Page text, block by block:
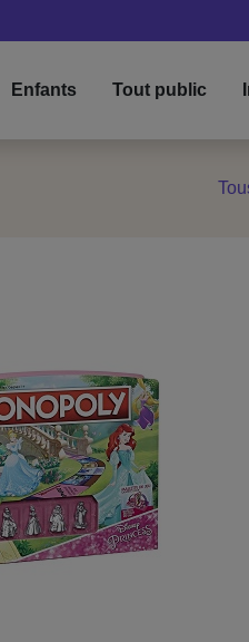
Enfants Tout public